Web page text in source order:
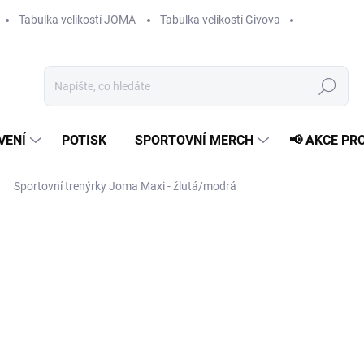
Tabulka velikostí JOMA Tabulka velikostí Givova
Hledat
POTISK SPORTOVNÍ MERCH 📢 AKCE
Sportovní trenýrky Joma Maxi - žlutá/modrá